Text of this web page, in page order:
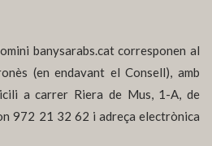
banysarabs.cat corresponen al
(en endavant el Consell), amb
a carrer Riera de Mus, 1-A, de
972 21 32 62 i adreça electrònica